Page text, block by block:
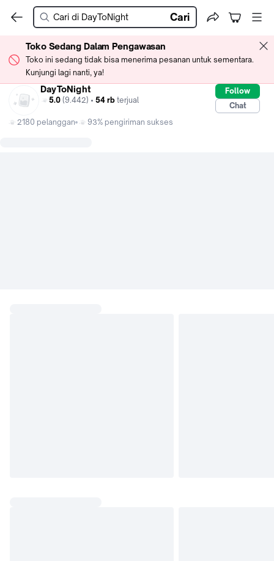
Cari
Toko Sedang Dalam Pengawasan
Toko ini sedang tidak bisa menerima pesanan untuk sementara.
Kunjungi lagi nanti, ya!
DayToNight
5.0 (9.442) • 54 rb terjual
Follow
Chat
2180 pelanggan
93% pengiriman sukses